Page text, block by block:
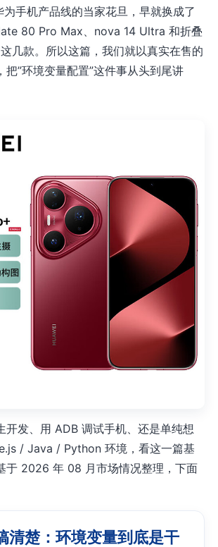
手机产品线的当家花旦，早就换成了
80 Pro Max、nova 14 Ultra 和折叠
几款。所以这篇，我们就以真实在售的
把”环境变量配置”这件事从头到尾讲
开发、用 ADB 调试手机、还是单纯想
/ Java / Python 环境，看这一篇基
于 2026 年 08 月市场情况整理，下面
清楚：环境变量到底是干